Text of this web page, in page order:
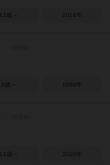
12歳～ 2014年
8歳～ 1988年
14歳～ 2020年